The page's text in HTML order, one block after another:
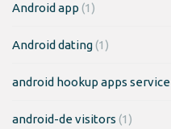
Android app (1)
Android dating(1)
android hookup apps service
android-de visitors (1)